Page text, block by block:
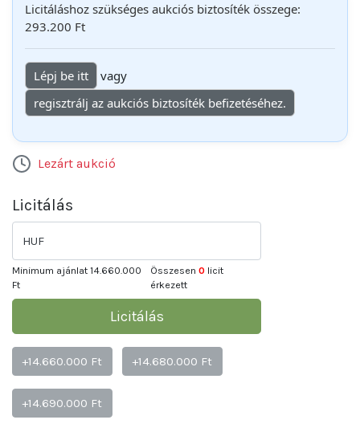
Licitáláshoz szükséges aukciós biztosíték összege:
293.200 Ft
Lépj be itt
vagy
regisztrálj az aukciós biztosíték befizetéséhez.
Lezárt aukció
Licitálás
HUF
Minimum ajánlat 14.660.000
Ft
Összesen 0 licit
érkezett
Licitálás
+14.660.000 Ft +14.680.000 Ft
+14.690.000 Ft